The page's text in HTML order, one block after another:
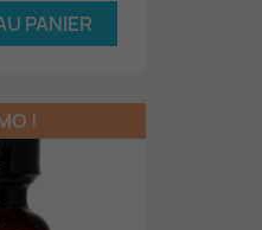
PANIER
!